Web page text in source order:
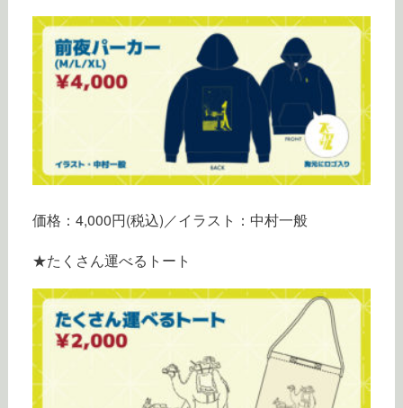
価格：4,000円(税込)／イラスト：中村一般
★たくさん運べるトート